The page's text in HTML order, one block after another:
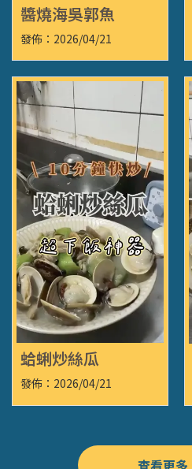
醬燒海吳郭魚
發佈：2026/04/21
蛤蜊炒絲瓜
發佈：2026/04/21
查看更多